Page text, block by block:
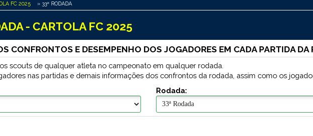
FC 2025 » 33ª RODADA
- CARTOLA FC 2025
CONFRONTOS E DESEMPENHO DOS JOGADORES EM CADA PARTIDA
scouts de qualquer atleta no campeonato em qualquer rodada.
nas partidas e demais informações dos confrontos da rodada, assim como os
Rodada: